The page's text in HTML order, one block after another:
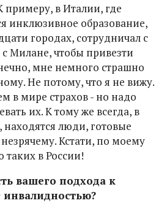
примеру, в Италии, где
инклюзивное образование,
городах, сотрудничал с
Милане, чтобы привезти
мне немного страшно
Не потому, что я не вижу.
в мире страхов - но надо
их. К тому же всегда, в
люди, готовые
Кстати, по моему
таких в России!
вашего подхода к